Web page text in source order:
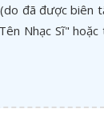
đã được biên
Nhạc Sĩ"